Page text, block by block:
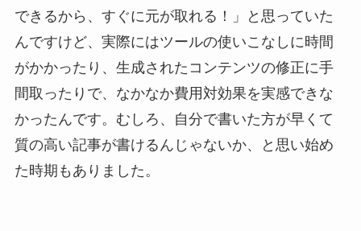
できるから、すぐに元が取れる！」と思っていた
んですけど、実際にはツールの使いこなしに時間
がかかったり、生成されたコンテンツの修正に手
間取ったりで、なかなか費用対効果を実感できな
かったんです。むしろ、自分で書いた方が早くて
質の高い記事が書けるんじゃないか、と思い始め
た時期もありました。